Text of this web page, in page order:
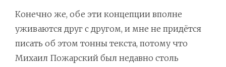
Конечно же, обе эти концепции вполне
уживаются друг с другом, и мне не придётся
писать об этом тонны текста, потому что
Михаил Пожарский был недавно столь